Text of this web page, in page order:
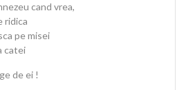
cand vrea,
ridica
pe misei
catei
de ei !